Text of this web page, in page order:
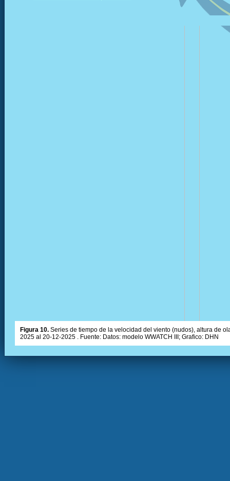
Figura 10. Series de tiempo de la velocidad del viento (nudos), altura de
2025 al 20-12-2025 . Fuente: Datos: modelo WWATCH III; Grafico: DHN